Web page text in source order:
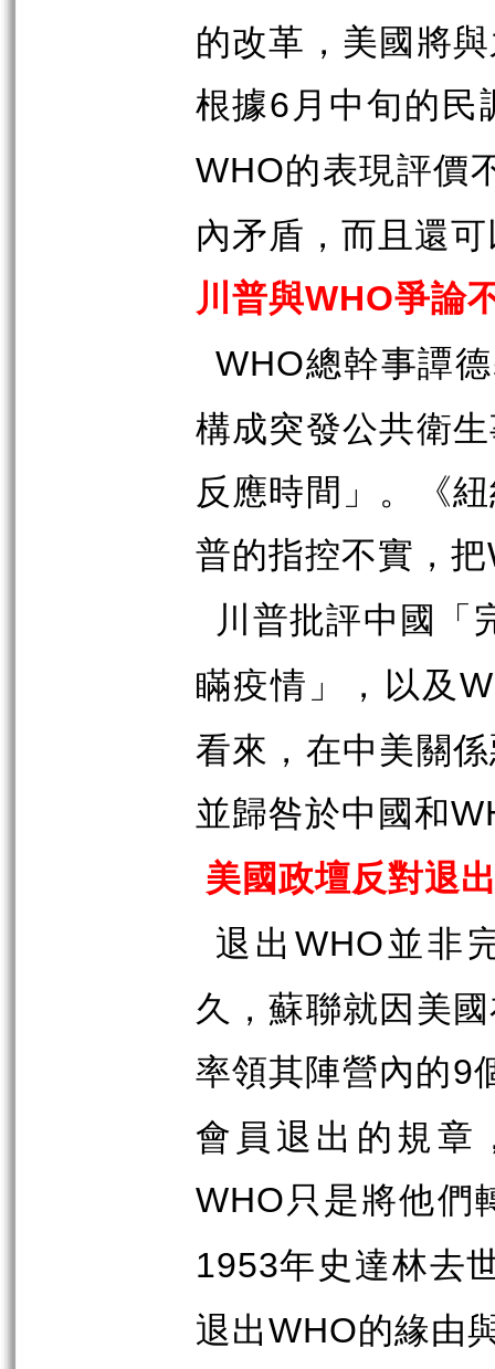
的改革，美國將
根據6 月中旬的
WHO的表現評價
內矛盾，而且還
川普與WHO爭論
WHO總幹事譚
構成突發公共衛
反應時間」。《
普的指控不實，把
川普批評中國「
瞞疫情」，以及
看來，在中美關
並歸咎於中國和
美國政壇反對退
退出WHO並非
久，蘇聯就因美
率領其陣營內的9
會員退出的規章
WHO只是將他們
1953年史達林去
退出WHO的緣由